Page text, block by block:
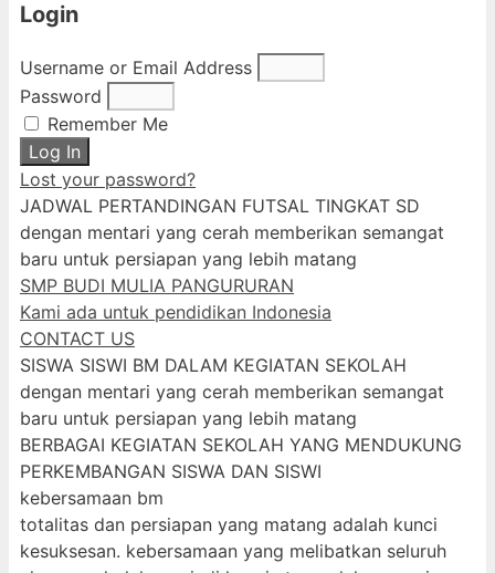
Login
Username or Email Address
Password
Remember Me
Log In
Lost your password?
JADWAL PERTANDINGAN FUTSAL TINGKAT SD
dengan mentari yang cerah memberikan semangat
baru untuk persiapan yang lebih matang
SMP BUDI MULIA PANGURURAN
Kami ada untuk pendidikan Indonesia
CONTACT US
SISWA SISWI BM DALAM KEGIATAN SEKOLAH
dengan mentari yang cerah memberikan semangat
baru untuk persiapan yang lebih matang
BERBAGAI KEGIATAN SEKOLAH YANG MENDUKUNG
PERKEMBANGAN SISWA DAN SISWI
kebersamaan bm
totalitas dan persiapan yang matang adalah kunci
kesuksesan. kebersamaan yang melibatkan seluruh